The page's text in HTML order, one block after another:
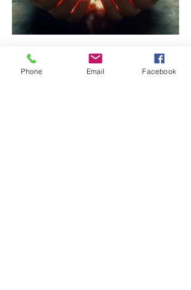
Reiki hands
Phone Email Facebook